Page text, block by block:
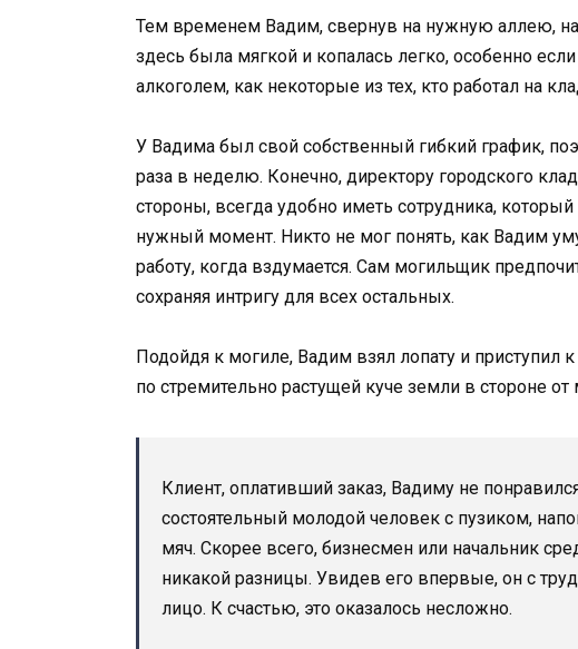
Тем временем Вадим, свернув на нужную аллею,
здесь была мягкой и копалась легко, особенно
алкоголем, как некоторые из тех, кто работал на
У Вадима был свой собственный гибкий график,
раза в неделю. Конечно, директору городского
стороны, всегда удобно иметь сотрудника,
нужный момент. Никто не мог понять, как Вадим
работу, когда вздумается. Сам могильщик
сохраняя интригу для всех остальных.
Подойдя к могиле, Вадим взял лопату и приступил
по стремительно растущей куче земли в стороне от
Клиент, оплативший заказ, Вадиму не
состоятельный молодой человек с пузиком,
мяч. Скорее всего, бизнесмен или начальник
никакой разницы. Увидев его впервые, он с
лицо. К счастью, это оказалось несложно.